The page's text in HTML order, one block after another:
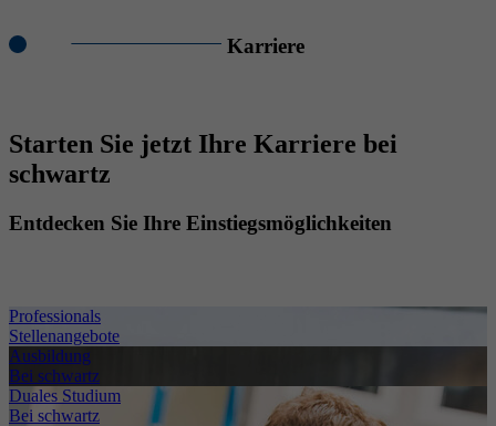
Karriere
Starten Sie jetzt Ihre Karriere bei
schwartz
Entdecken Sie Ihre Einstiegsmöglichkeiten
Professionals
Stellenangebote
Ausbildung
Bei schwartz
Duales Studium
Bei schwartz